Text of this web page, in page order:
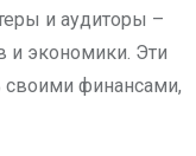
и аудиторы –
и экономики. Эти
финансами,